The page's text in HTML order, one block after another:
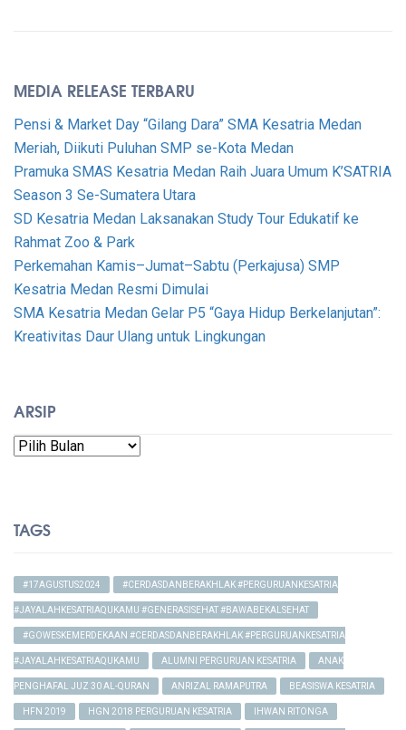
MEDIA RELEASE TERBARU
Pensi & Market Day “Gilang Dara” SMA Kesatria Medan
Meriah, Diikuti Puluhan SMP se-Kota Medan
Pramuka SMAS Kesatria Medan Raih Juara Umum K’SATRIA
Season 3 Se-Sumatera Utara
SD Kesatria Medan Laksanakan Study Tour Edukatif ke
Rahmat Zoo & Park
Perkemahan Kamis–Jumat–Sabtu (Perkajusa) SMP
Kesatria Medan Resmi Dimulai
SMA Kesatria Medan Gelar P5 “Gaya Hidup Berkelanjutan”:
Kreativitas Daur Ulang untuk Lingkungan
ARSIP
Arsip
TAGS
#17AGUSTUS2024 #CERDASDANBERAKHLAK #PERGURUANKESATRIA
#JAYALAHKESATRIAQUKAMU #GENERASISEHAT #BAWABEKALSEHAT
#GOWESKEMERDEKAAN #CERDASDANBERAKHLAK #PERGURUANKESATRIA
#JAYALAHKESATRIAQUKAMU ALUMNI PERGURUAN KESATRIA ANAK
PENGHAFAL JUZ 30 AL-QURAN ANRIZAL RAMAPUTRA BEASISWA KESATRIA
HFN 2019 HGN 2018 PERGURUAN KESATRIA IHWAN RITONGA